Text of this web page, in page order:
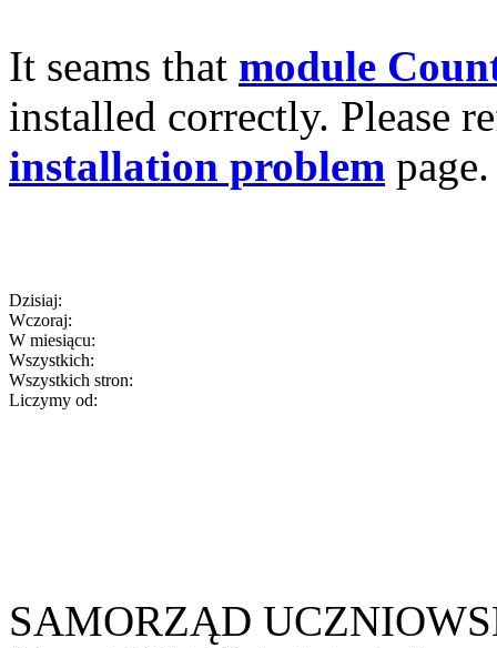
It seams that module
installed correctly. Please
installation problem page.
Dzisiaj:
Wczoraj:
W miesiącu:
Wszystkich:
Wszystkich stron:
Liczymy od:
SAMORZĄD